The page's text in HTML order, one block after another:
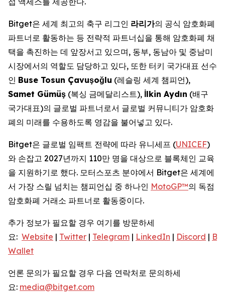
Bitget은 세계 최고의 축구 리그인 라리가의 공식 암호화폐
파트너로 활동하는 등 전략적 파트너십을 통해 암호화폐 채
택을 촉진하는 데 앞장서고 있으며, 동부, 동남아 및 중남미
시장에서의 역할도 담당하고 있다, 또한 터키 국가대표 선수
인 Buse Tosun Çavuşoğlu (레슬링 세계 챔피언),
Samet Gümüş (복싱 금메달리스트), İlkin Aydın (배구
국가대표)의 글로벌 파트너로서 글로벌 커뮤니티가 암호화
폐의 미래를 수용하도록 영감을 불어넣고 있다.
Bitget은 글로벌 임팩트 전략에 따라 유니세프 (UNICEF)
와 손잡고 2027년까지 110만 명을 대상으로 블록체인 교육
을 지원하기로 했다. 모터스포츠 분야에서 Bitget은 세계에
서 가장 스릴 넘치는 챔피언십 중 하나인 MotoGP™의 독점
암호화폐 거래소 파트너로 활동중이다.
추가 정보가 필요할 경우 여기를 방문하세
요: Website | Twitter | Telegram | LinkedIn | Discord |
Wallet
언론 문의가 필요할 경우 다음 연락처로 문의하세
요: media@bitget.com